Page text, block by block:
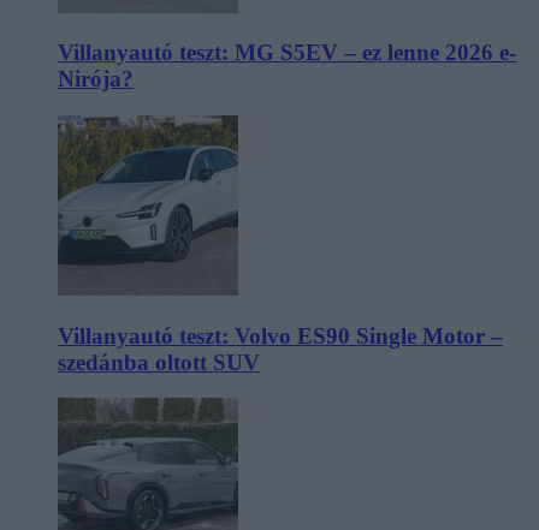
Villanyautó teszt: MG S5EV – ez lenne 2026 e-
Nirója?
Villanyautó teszt: Volvo ES90 Single Motor –
szedánba oltott SUV